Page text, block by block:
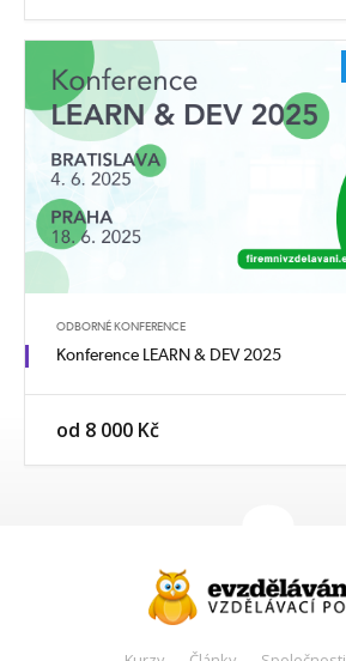
ODBORNÉ KONFERENCE
Konference LEARN & DEV 2025
od 8 000 Kč